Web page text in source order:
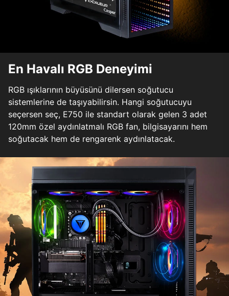
En Havalı RGB Deneyimi
RGB ışıklarının büyüsünü dilersen soğutucu
sistemlerine de taşıyabilirsin. Hangi soğutucuyu
seçersen seç, E750 ile standart olarak gelen 3 adet
120mm özel aydınlatmalı RGB fan, bilgisayarını hem
soğutacak hem de rengarenk aydınlatacak.